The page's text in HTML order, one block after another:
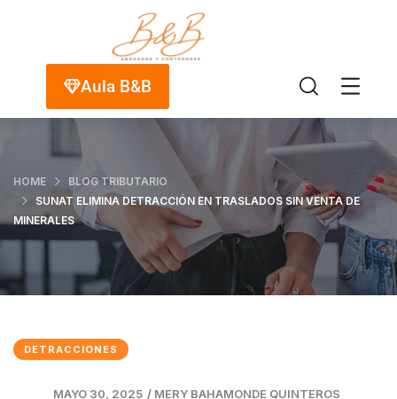
Aula B&B
HOME
BLOG TRIBUTARIO
SUNAT ELIMINA DETRACCIÓN EN TRASLADOS SIN VENTA DE
MINERALES
DETRACCIONES
MAYO 30, 2025 / MERY BAHAMONDE QUINTEROS